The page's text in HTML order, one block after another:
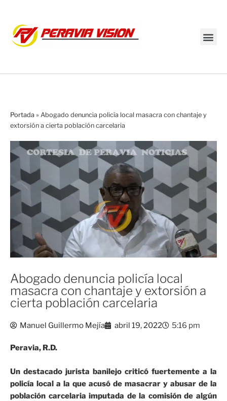
Portada » Abogado denuncia policía local masacra con chantaje y
extorsión a cierta población carcelaria
Abogado denuncia policía local
masacra con chantaje y extorsión a
cierta población carcelaria
Manuel Guillermo Mejía abril 19, 2022 5:16 pm
Peravia, R.D.
Un destacado jurista banilejo criticó fuertemente a la
policía local a la que acusó de masacrar y abusar de la
población carcelaria imputada de la comisión de algún